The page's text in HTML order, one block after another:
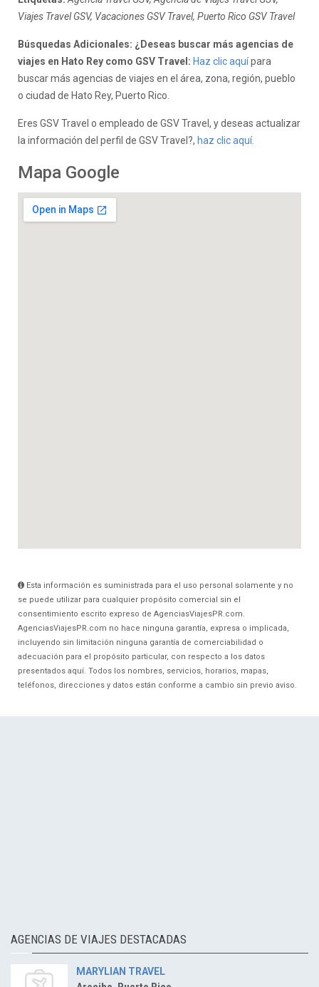
Viajes Travel GSV, Vacaciones GSV Travel, Puerto Rico GSV Travel
Búsquedas Adicionales: ¿Deseas buscar más agencias de
viajes en Hato Rey como GSV Travel: Haz clic aquípara
buscar más agencias de viajes en el área, zona, región, pueblo
o ciudad de Hato Rey, Puerto Rico.
Eres GSV Travel o empleado de GSV Travel, y deseas actualizar
la información del perfil de GSV Travel?, haz clic aquí.
Mapa Google
Esta información es suministrada para el uso personal solamente y no
se puede utilizar para cualquier propósito comercial sin el
consentimiento escrito expreso de AgenciasViajesPR.com.
AgenciasViajesPR.com no hace ninguna garantía, expresa o implicada,
incluyendo sin limitación ninguna garantía de comerciabilidad o
adecuación para el propósito particular, con respecto a los datos
presentados aquí. Todos los nombres, servicios, horarios, mapas,
teléfonos, direcciones y datos están conforme a cambio sin previo aviso.
AGENCIAS DE VIAJES DESTACADAS
MARYLIAN TRAVEL